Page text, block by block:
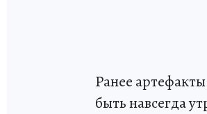
Ранее
быть навсегда